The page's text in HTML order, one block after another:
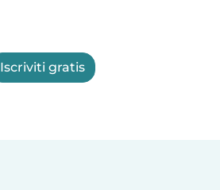
Iscriviti gratis